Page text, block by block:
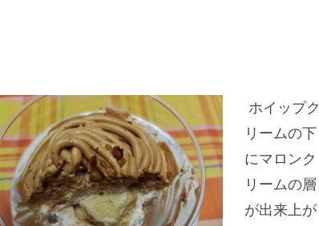
ホイップク
リームの下
にマロンク
リームの層
が出来上が